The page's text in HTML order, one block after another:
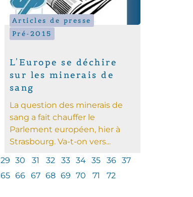
Articles de presse
Pré-2015
L'Europe se déchire
sur les minerais de
sang
La question des minerais de
sang a fait chauffer le
Parlement européen, hier à
Strasbourg. Va-t-on vers...
29 30 31 32 33 34 35 36
37
65 66 67 68 69 70 71
72